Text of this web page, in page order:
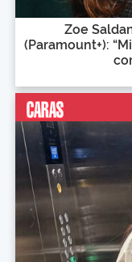
Zoe
(Paramount+):